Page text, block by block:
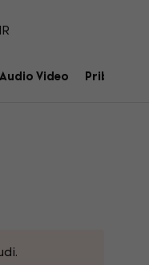
Audio Video Pribor